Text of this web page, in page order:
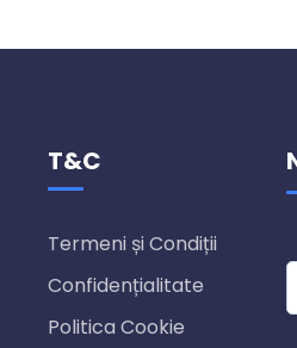
T&C
Termeni și Condiții
Confidențialitate
Politica Cookie